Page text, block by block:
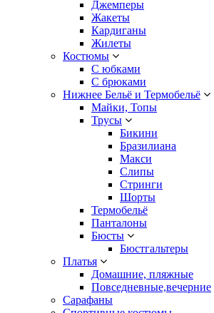
Джемперы
Жакеты
Кардиганы
Жилеты
Костюмы
С юбками
С брюками
Нижнее Бельё и Термобельё
Майки, Топы
Трусы
Бикини
Бразилиана
Макси
Слипы
Стринги
Шорты
Термобельё
Панталоны
Бюсты
Бюстгальтеры
Платья
Домашние, пляжные
Повседневные,вечерние
Сарафаны